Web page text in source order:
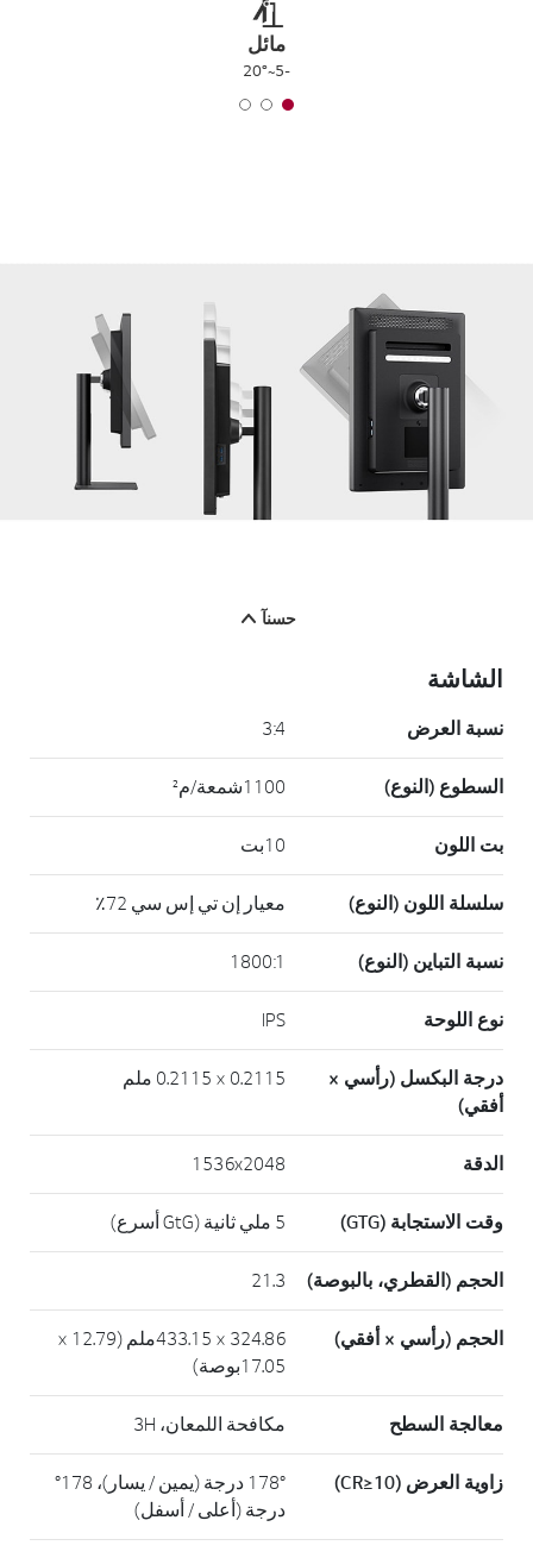
مائل
-5~20°
حسنآ
الشاشة
نسبة العرض 3:4
السطوع (النوع) 1100شمعة/م²
بت اللون 10بت
سلسلة اللون (النوع) معيار إن تي إس سي 72٪
نسبة التباين (النوع) 1800:1
نوع اللوحة IPS
درجة البكسل (رأسي ×
أفقي)
0.2115 × 0.2115 ملم
الدقة 1536x2048
وقت الاستجابة (GTG) 5 ملي ثانية (GtG أسرع)
الحجم (القطري، بالبوصة) 21.3
الحجم (رأسي × أفقي)
324.86 × 433.15ملم (12.79 ×
17.05بوصة)
معالجة السطح مكافحة اللمعان، 3H
زاوية العرض (CR≥10)
178° درجة (يمين / يسار)، 178°
درجة (أعلى / أسفل)